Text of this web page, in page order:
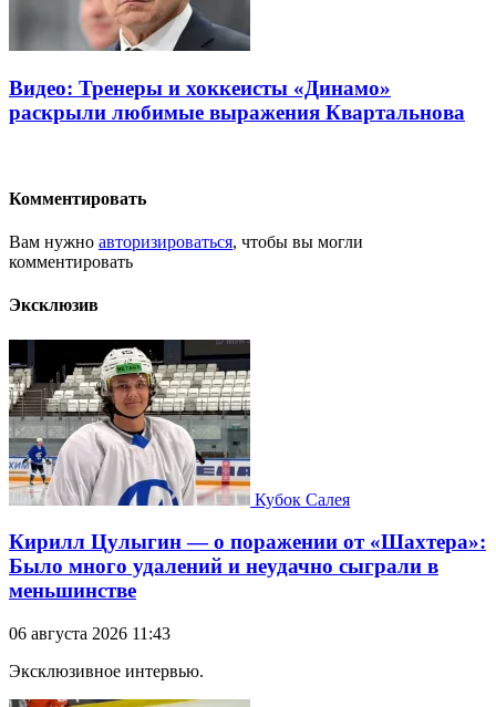
Видео: Тренеры и хоккеисты «Динамо»
раскрыли любимые выражения Квартальнова
Комментировать
Вам нужно авторизироваться, чтобы вы могли
комментировать
Эксклюзив
Кубок Салея
Кирилл Цулыгин — о поражении от «Шахтера»:
Было много удалений и неудачно сыграли в
меньшинстве
06 августа 2026 11:43
Эксклюзивное интервью.